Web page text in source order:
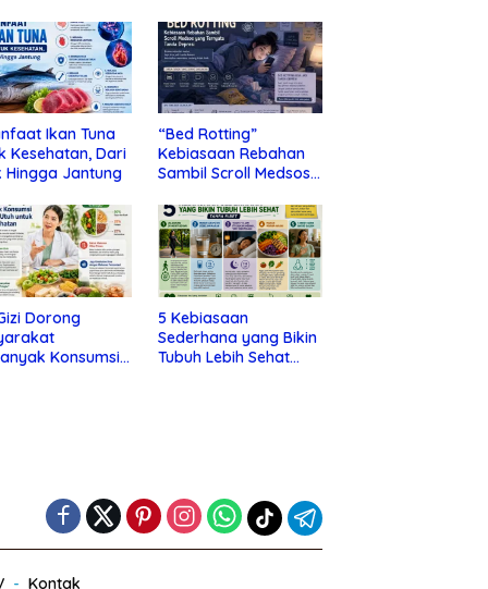
Ikan Tuna
Kesehatan, Dari
Hingga Jantung
“Bed Rotting”
Kebiasaan Rebahan
Sambil Scroll Medsos
Depresi
Dorong
Konsumsi
5 Kebiasaan
Sederhana yang Bikin
Tubuh Lebih Sehat
Kontak